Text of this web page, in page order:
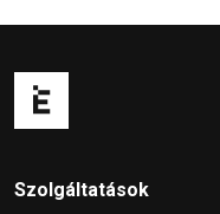
Szolgáltatások